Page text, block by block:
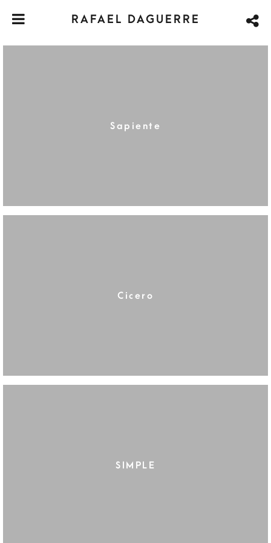
RAFAEL DAGUERRE
Sapiente
Cicero
SIMPLE